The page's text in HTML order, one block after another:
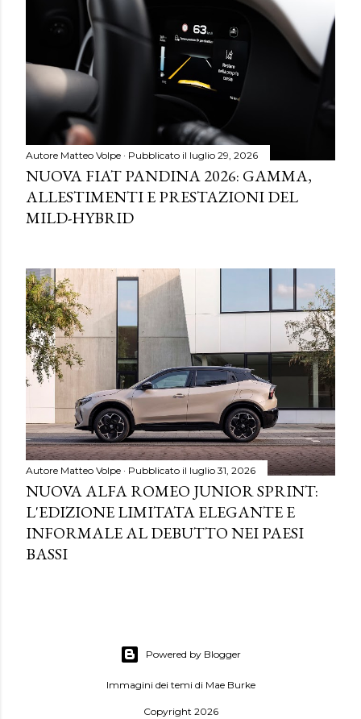
Autore Matteo Volpe Pubblicato il luglio 29, 2026
NUOVA FIAT PANDINA 2026: GAMMA,
ALLESTIMENTI E PRESTAZIONI DEL
MILD-HYBRID
Autore Matteo Volpe Pubblicato il luglio 31, 2026
NUOVA ALFA ROMEO JUNIOR SPRINT:
L'EDIZIONE LIMITATA ELEGANTE E
INFORMALE AL DEBUTTO NEI PAESI
BASSI
Powered by Blogger
Immagini dei temi di Mae Burke
Copyright 2026